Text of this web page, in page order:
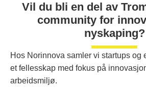
Vil du bli en del av
community for
nyskaping?
Hos Norinnova samler vi startups
et fellesskap med fokus på
arbeidsmiljø.